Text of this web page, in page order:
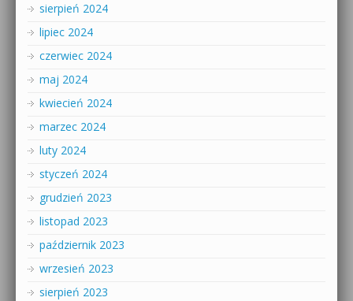
sierpień 2024
lipiec 2024
czerwiec 2024
maj 2024
kwiecień 2024
marzec 2024
luty 2024
styczeń 2024
grudzień 2023
listopad 2023
październik 2023
wrzesień 2023
sierpień 2023